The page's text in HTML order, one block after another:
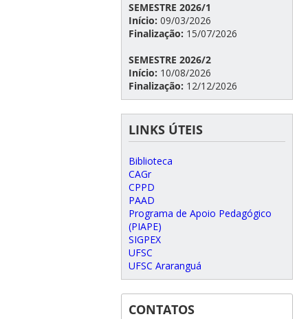
SEMESTRE 2026/1
Início: 09/03/2026
Finalização: 15/07/2026
SEMESTRE 2026/2
Início: 10/08/2026
Finalização: 12/12/2026
LINKS ÚTEIS
Biblioteca
CAGr
CPPD
PAAD
Programa de Apoio Pedagógico
(PIAPE)
SIGPEX
UFSC
UFSC Araranguá
CONTATOS